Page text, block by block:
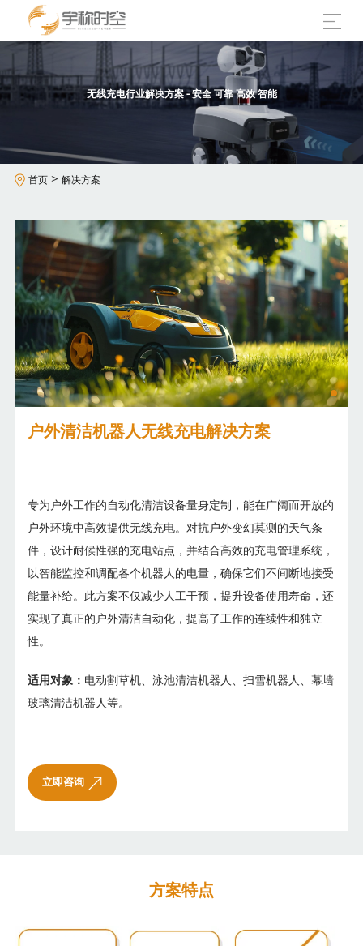
无线充电行业解决方案 - 安全 可靠 高效 智能
首页> 解决方案
户外清洁机器人无线充电解决方案
专为户外工作的自动化清洁设备量身定制，能在广阔而开放的
户外环境中高效提供无线充电。对抗户外变幻莫测的天气条
件，设计耐候性强的充电站点，并结合高效的充电管理系统，
以智能监控和调配各个机器人的电量，确保它们不间断地接受
能量补给。此方案不仅减少人工干预，提升设备使用寿命，还
实现了真正的户外清洁自动化，提高了工作的连续性和独立
性。
适用对象： 电动割草机、泳池清洁机器人、扫雪机器人、幕墙
玻璃清洁机器人等。
立即咨询
方案特点